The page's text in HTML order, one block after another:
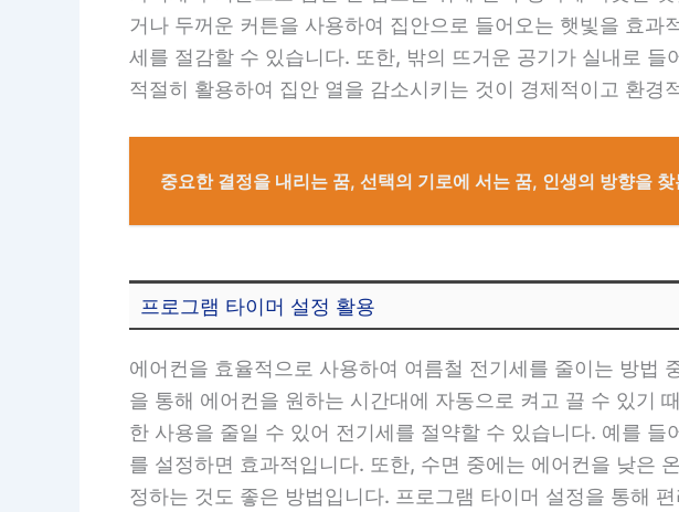
거나 두꺼운 커튼을 사용하여 집안으로 들어오는 햇빛을 효
세를 절감할 수 있습니다. 또한, 밖의 뜨거운 공기가 실내로
적절히 활용하여 집안 열을 감소시키는 것이 경제적이고 환경
중요한 결정을 내리는 꿈, 선택의 기로에 서는 꿈, 인생의 방향을
프로그램 타이머 설정 활용
에어컨을 효율적으로 사용하여 여름철 전기세를 줄이는 방법
을 통해 에어컨을 원하는 시간대에 자동으로 켜고 끌 수 있기
한 사용을 줄일 수 있어 전기세를 절약할 수 있습니다. 예를
를 설정하면 효과적입니다. 또한, 수면 중에는 에어컨을 낮은
정하는 것도 좋은 방법입니다. 프로그램 타이머 설정을 통해